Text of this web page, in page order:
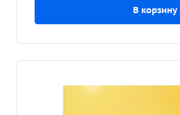
В корзину